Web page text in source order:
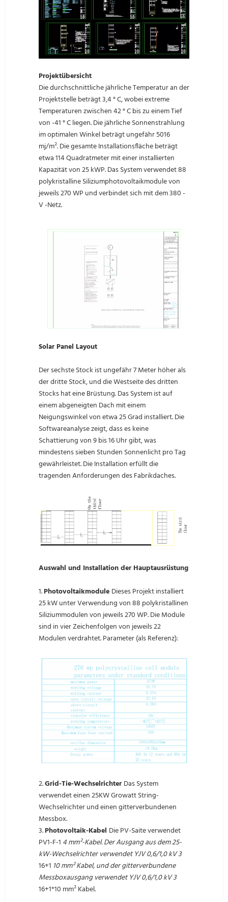
Projektübersicht
Die durchschnittliche jährliche Temperatur an der
Projektstelle beträgt 3,4 ° C, wobei extreme
Temperaturen zwischen 42 ° C bis zu einem Tief
von -41 ° C liegen. Die jährliche Sonnenstrahlung
im optimalen Winkel beträgt ungefähr 5016
mj/m². Die gesamte Installationsfläche beträgt
etwa 114 Quadratmeter mit einer installierten
Kapazität von 25 kWP. Das System verwendet 88
polykristalline Siliziumphotovoltaikmodule von
jeweils 270 WP und verbindet sich mit dem 380 -
V -Netz.
Solar Panel Layout
Der sechste Stock ist ungefähr 7 Meter höher als
der dritte Stock, und die Westseite des dritten
Stocks hat eine Brüstung. Das System ist auf
einem abgeneigten Dach mit einem
Neigungswinkel von etwa 25 Grad installiert. Die
Softwareanalyse zeigt, dass es keine
Schattierung von 9 bis 16 Uhr gibt, was
mindestens sieben Stunden Sonnenlicht pro Tag
gewährleistet. Die Installation erfüllt die
tragenden Anforderungen des Fabrikdaches.
Auswahl und Installation der Hauptausrüstung
1.Photovoltaikmodule Dieses Projekt installiert
25 kW unter Verwendung von 88 polykristallinen
Siliziummodulen von jeweils 270 WP. Die Module
sind in vier Zeichenfolgen von jeweils 22
Modulen verdrahtet. Parameter (als Referenz):
2.Grid-Tie-Wechselrichter Das System
verwendet einen 25KW Growatt String-
Wechselrichter und einen gitterverbundenen
Messbox.
3.Photovoltaik-Kabel Die PV-Saite verwendet
PV1-F-1 4 mm²-Kabel. Der Ausgang aus dem 25-
kW-Wechselrichter verwendet YJV 0,6/1,0 kV 3
16+1 10 mm² Kabel, und der gitterverbundene
Messboxausgang verwendet YJV 0,6/1,0 kV 3
16+1*10 mm² Kabel.